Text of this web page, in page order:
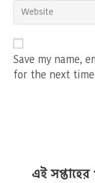
comment
address
your
(optional)
Save my name,
for the next
এই